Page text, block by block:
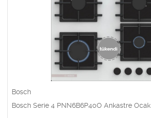
Bosch
Bosch Serie 4 PNN6B6P40O Ankastre Ocak